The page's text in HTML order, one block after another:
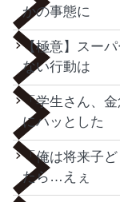
かの事態に
【極意】スー
ない行動は
「学生さん、
にハッとした
「俺は将来子
たら…えぇ